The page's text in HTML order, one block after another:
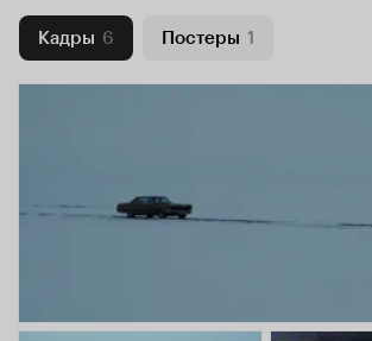
Кадры 6 Постеры 1